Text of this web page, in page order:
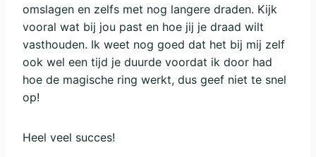
omslagen en zelfs met nog langere draden. Kijk
vooral wat bij jou past en hoe jij je draad wilt
vasthouden. Ik weet nog goed dat het bij mij zelf
ook wel een tijd je duurde voordat ik door had
hoe de magische ring werkt, dus geef niet te snel
op!
Heel veel succes!